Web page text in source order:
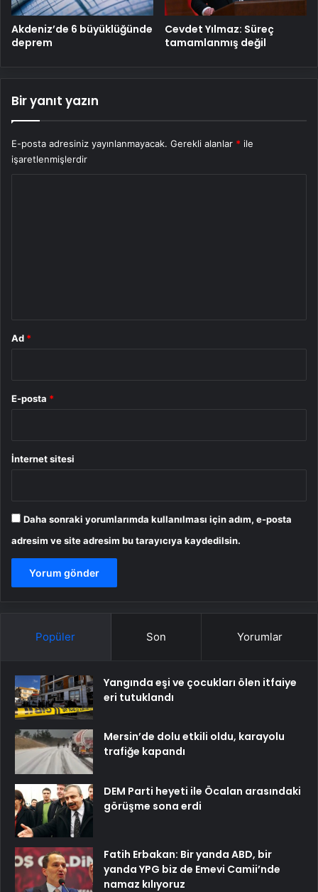
Akdeniz’de 6 büyüklüğünde
deprem
Cevdet Yılmaz: Süreç
tamamlanmış değil
Bir yanıt yazın
E-posta adresiniz yayınlanmayacak. Gerekli alanlar * ile
işaretlenmişlerdir
Ad *
E-posta *
İnternet sitesi
Daha sonraki yorumlarımda kullanılması için adım, e-posta
adresim ve site adresim bu tarayıcıya kaydedilsin.
Popüler Son Yorumlar
Yangında eşi ve çocukları ölen itfaiye
eri tutuklandı
Mersin’de dolu etkili oldu, karayolu
trafiğe kapandı
DEM Parti heyeti ile Öcalan arasındaki
görüşme sona erdi
Fatih Erbakan: Bir yanda ABD, bir
yanda YPG biz de Emevi Camii’nde
namaz kılıyoruz